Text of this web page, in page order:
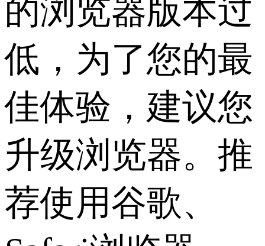
的浏览器版本过
低，为了您的最
佳体验，建议您
升级浏览器。推
荐使用谷歌、